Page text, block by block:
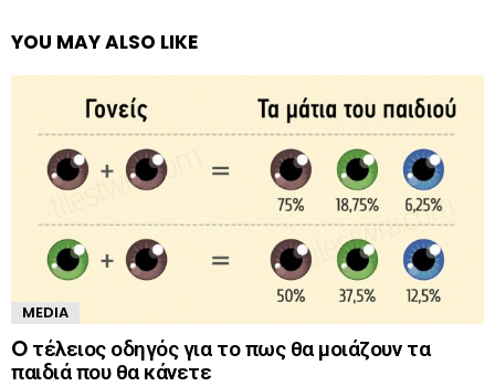
YOU MAY ALSO LIKE
MEDIA
O τέλειος οδηγός για το πως θα μοιάζουν τα
παιδιά που θα κάνετε